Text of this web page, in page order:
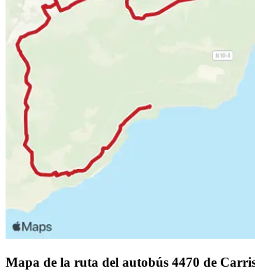
Mapa de la ruta del autobús 4470 de